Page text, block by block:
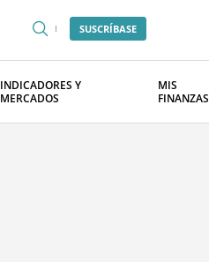
SUSCRÍBASE
INDICADORES Y
MERCADOS
MIS
FINANZAS